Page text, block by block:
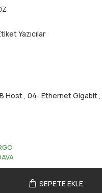
Yazıcılar
Host, 04- Ethernet Gigabit,
SEPETE EKLE